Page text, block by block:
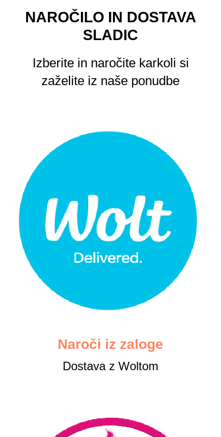
NAROČILO IN DOSTAVA
SLADIC
Izberite in naročite karkoli si
zaželite iz naše ponudbe
Naroči iz zaloge
Dostava z Woltom